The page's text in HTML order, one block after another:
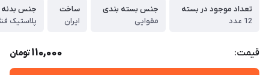
تعداد موجود در بسته
12 عدد
جنس بسته بندی
مقوایی
ساخت
ایران
جنس بدنه
پلاستیک
قیمت: 110,000تومان